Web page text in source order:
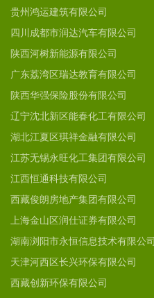
贵州鸿运建筑有限公司
四川成都市润达汽车有限公司
陕西河树新能源有限公司
广东荔湾区瑞达教育有限公司
陕西华强保险股份有限公司
辽宁沈北新区能春化工有限公司
湖北江夏区琪祥金融有限公司
江苏无锡永旺化工集团有限公司
江西恒通科技有限公司
西藏俊朗房地产集团有限公司
上海金山区润仕证券有限公司
湖南浏阳市永恒信息技术有限公司
天津河西区长兴环保有限公司
西藏创新环保有限公司